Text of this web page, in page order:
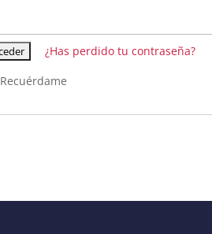
¿Has perdido tu contraseña?
Recuérdame